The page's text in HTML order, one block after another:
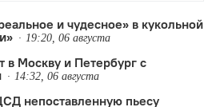
и чудесное» в кукольной
19:20, 06 августа
в Москву и Петербург с
14:32, 06 августа
непоставленную пьесу